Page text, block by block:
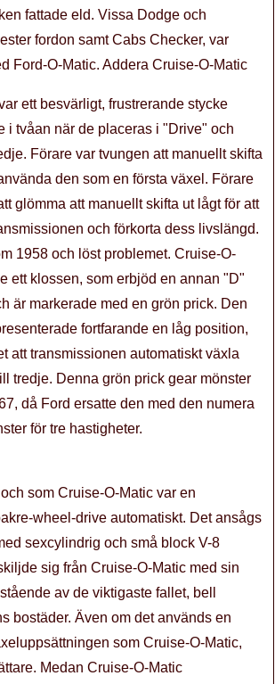
fattade eld. Vissa Dodge och
fordon samt Cabs Checker, var
Ford-O-Matic. Addera Cruise-O-Matic
ett besvärligt, frustrerande stycke
i tvåan när de placeras i "Drive" och
Förare var tvungen att manuellt skifta
den som en första växel. Förare
glömma att manuellt skifta ut lågt för att
och förkorta dess livslängd.
1958 och löst problemet. Cruise-O-
ett klossen, som erbjöd en annan "D"
är markerade med en grön prick. Den
fortfarande en låg position,
att transmissionen automatiskt växla
tredje. Denna grön prick gear mönster
då Ford ersatte den med den numera
för tre hastigheter.
som Cruise-O-Matic var en
wheel-drive automatiskt. Det ansågs
sexcylindrig och små block V-8
sig från Cruise-O-Matic med sin
av de viktigaste fallet, bell
bostäder. Även om det används en
som Cruise-O-Matic,
Medan Cruise-O-Matic